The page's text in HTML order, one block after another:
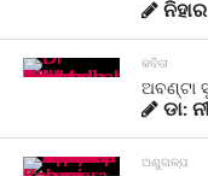
କବିତା
ଅବଣ୍ଟା
ଡା:
ଅଣୁଗଳ୍ପ